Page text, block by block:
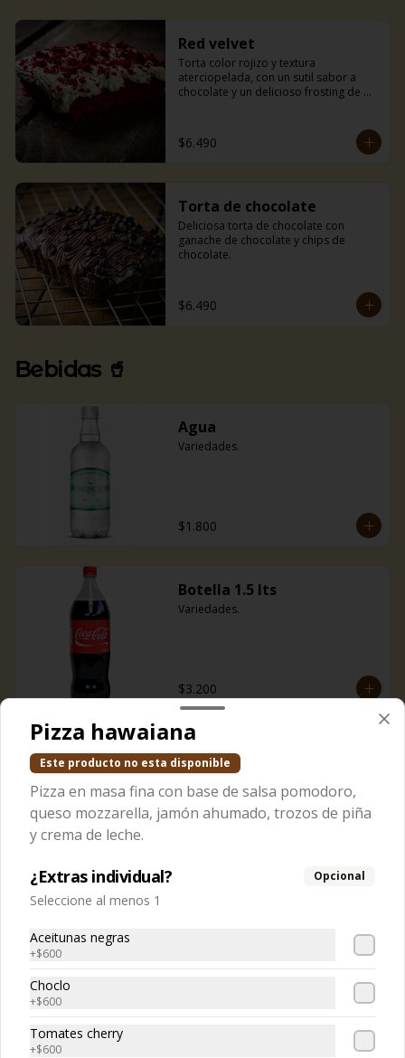
Red velvet
Torta color rojizo y textura
aterciopelada, con un sutil sabor a
chocolate y un delicioso frosting de
$6.490
Torta de chocolate
Deliciosa torta de chocolate con
ganache de chocolate y chips de
chocolate.
$6.490
Bebidas 🥤
Agua
Variedades.
$1.800
Botella 1.5 lts
Variedades.
$3.200
Jugo jumex mango
Jugo de mango
$2.000
Pizza hawaiana
Este producto no esta disponible
Pizza en masa fina con base de salsa pomodoro,
queso mozzarella, jamón ahumado, trozos de piña
y crema de leche.
¿Extras individual? Opcional
Seleccione al menos 1
Aceitunas negras
+$600
Choclo
+$600
Tomates cherry
+$600